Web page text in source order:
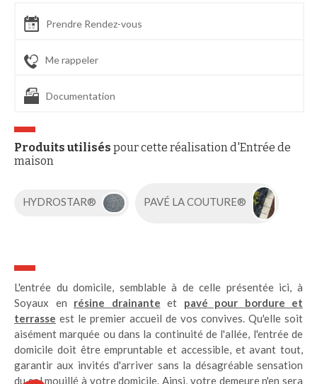
Prendre Rendez-vous
Me rappeler
Documentation
Produits utilisés pour cette réalisation d'Entrée de
maison
HYDROSTAR® PAVÉ LA COUTURE®
L'entrée du domicile, semblable à de celle présentée ici, à
Soyaux en résine drainante et pavé pour bordure et
terrasse est le premier accueil de vos convives. Qu'elle soit
aisément marquée ou dans la continuité de l'allée, l'entrée de
domicile doit être empruntable et accessible, et avant tout,
garantir aux invités d'arriver sans la désagréable sensation
du sol mouillé à votre domicile. Ainsi, votre demeure n'en sera